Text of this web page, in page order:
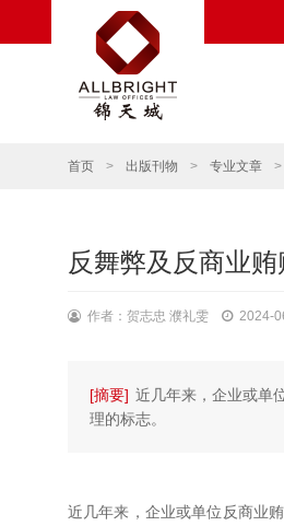
首页 > 出版刊物 > 专业文章 >
反舞弊及反商业
作者：贺志忠 濮礼雯 2024-
[摘要] 近几年来，企业或单
理的标志。
近几年来，企业或单位反商业